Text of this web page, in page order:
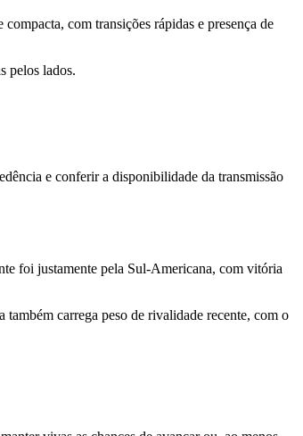
com transições rápidas e presença de
pelos lados.
e conferir a disponibilidade da transmissão
foi justamente pela Sul-Americana, com vitória
carrega peso de rivalidade recente, com o